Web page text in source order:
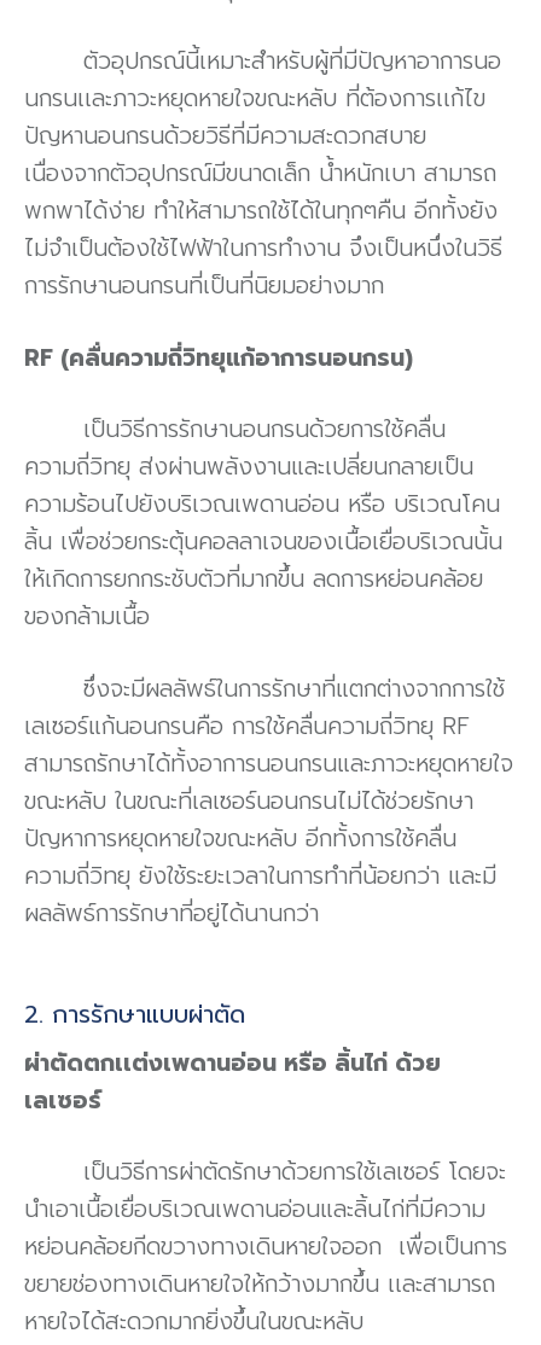
ตัวอุปกรณ์นี้เหมาะสำหรับผู้ที่มีปัญหาอาการนอ
นกรนเเละภาวะหยุดหายใจขณะหลับ ที่ต้องการเเก้ไข
ปัญหานอนกรนด้วยวิธีที่มีความสะดวกสบาย
เนื่องจากตัวอุปกรณ์มีขนาดเล็ก น้ำหนักเบา สามารถ
พกพาได้ง่าย ทำให้สามารถใช้ได้ในทุกๆคืน อีกทั้งยัง
ไม่จำเป็นต้องใช้ไฟฟ้าในการทำงาน จึงเป็นหนึ่งในวิธี
การรักษานอนกรนที่เป็นที่นิยมอย่างมาก
RF (คลื่นความถี่วิทยุแก้อาการนอนกรน)
เป็นวิธีการรักษานอนกรนด้วยการใช้คลื่น
ความถี่วิทยุ ส่งผ่านพลังงานและเปลี่ยนกลายเป็น
ความร้อนไปยังบริเวณเพดานอ่อน หรือ บริเวณโคน
ลิ้น เพื่อช่วยกระตุ้นคอลลาเจนของเนื้อเยื่อบริเวณนั้น
ให้เกิดการยกกระชับตัวที่มากขึ้น ลดการหย่อนคล้อย
ของกล้ามเนื้อ
ซึ่งจะมีผลลัพธ์ในการรักษาที่แตกต่างจากการใช้
เลเซอร์แก้นอนกรนคือ การใช้คลื่นความถี่วิทยุ RF
สามารถรักษาได้ทั้งอาการนอนกรนและภาวะหยุดหายใจ
ขณะหลับ ในขณะที่เลเซอร์นอนกรนไม่ได้ช่วยรักษา
ปัญหาการหยุดหายใจขณะหลับ อีกทั้งการใช้คลื่น
ความถี่วิทยุ ยังใช้ระยะเวลาในการทำที่น้อยกว่า และมี
ผลลัพธ์การรักษาที่อยู่ได้นานกว่า
2. การรักษาแบบผ่าตัด
ผ่าตัดตกเเต่งเพดานอ่อน หรือ ลิ้นไก่ ด้วย
เลเซอร์
เป็นวิธีการผ่าตัดรักษาด้วยการใช้เลเซอร์ โดยจะ
นำเอาเนื้อเยื่อบริเวณเพดานอ่อนและลิ้นไก่ที่มีความ
หย่อนคล้อยกีดขวางทางเดินหายใจออก เพื่อเป็นการ
ขยายช่องทางเดินหายใจให้กว้างมากขึ้น เเละสามารถ
หายใจได้สะดวกมากยิ่งขึ้นในขณะหลับ